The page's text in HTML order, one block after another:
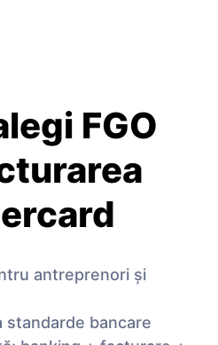
FGO
antreprenori și
bancare